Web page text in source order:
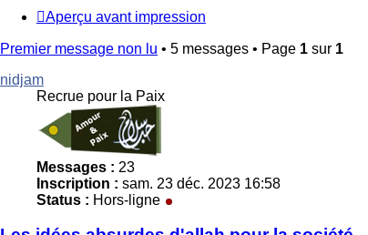
Aperçu avant impression
Premier message non lu • 5 messages • Page 1 sur 1
nidjam
Recrue pour la Paix
Messages : 23
Inscription : sam. 23 déc. 2023 16:58
Status : Hors-ligne